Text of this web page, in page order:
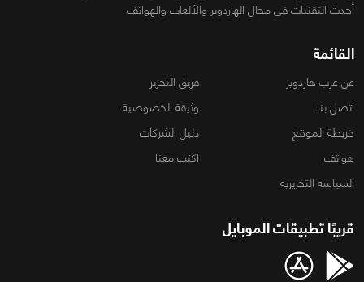
أحدث التقنيات فى مجال الهاردوير والألعاب والهواتف
القائمة
عن عرب هاردوير
فريق التحرير
اتصل بنا
وثيقة الخصوصية
خريطة الموقع
دليل الشركات
هواتف
اكتب معنا
السياسة التحريرية
قريبًا تطبيقات الموبايل